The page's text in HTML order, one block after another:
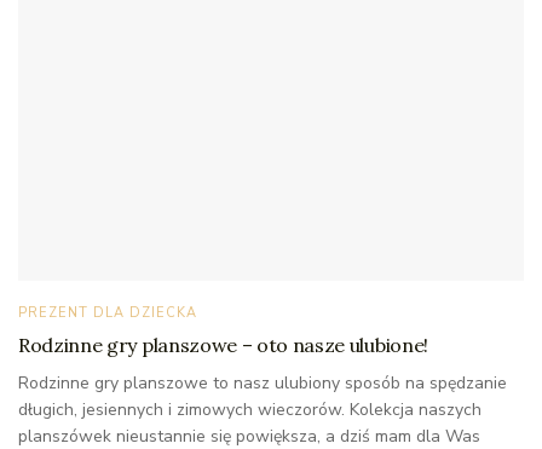
PREZENT DLA DZIECKA
Rodzinne gry planszowe – oto nasze ulubione!
Rodzinne gry planszowe to nasz ulubiony sposób na spędzanie
długich, jesiennych i zimowych wieczorów. Kolekcja naszych
planszówek nieustannie się powiększa, a dziś mam dla Was